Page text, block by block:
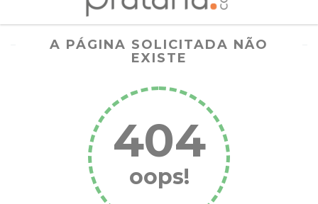
A PÁGINA SOLICITADA NÃO
EXISTE
404
oops!